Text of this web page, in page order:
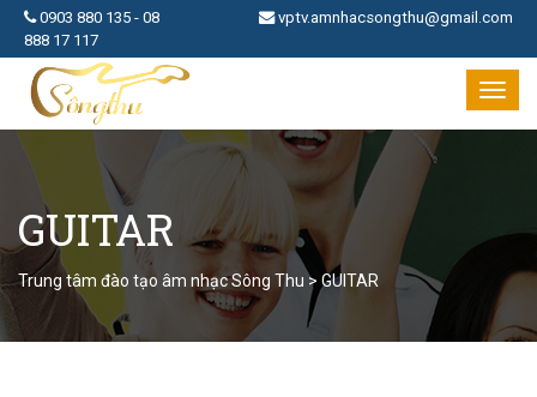
0903 880 135 - 08
888 17 117
vptv.amnhacsongthu@gmail.com
GUITAR
Trung tâm đào tạo âm nhạc Sông Thu > GUITAR